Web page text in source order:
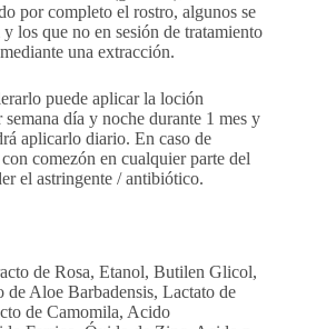
por completo el rostro, algunos se
los que no en sesión de tratamiento
una extracción.
puede aplicar la loción
día y noche durante 1 mes y
aplicarlo diario. En caso de
comezón en cualquier parte del
el astringente / antibiótico.
de Rosa, Etanol, Butilen Glicol,
Aloe Barbadensis, Lactato de
de Camomila, Acido